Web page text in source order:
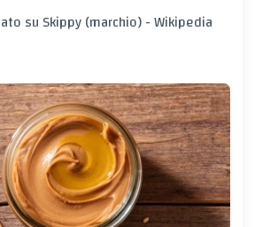
su Skippy (marchio) - Wikipedia